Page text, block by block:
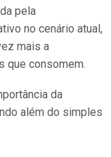
pela
no cenário atual,
mais a
que consomem.
da
além do simples